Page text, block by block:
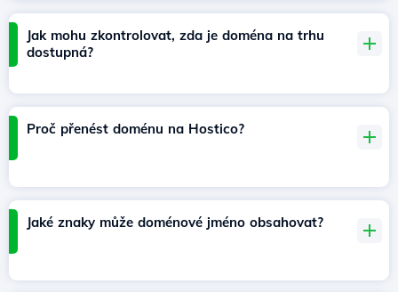
Jak mohu zkontrolovat, zda je doména na trhu
dostupná?
Proč přenést doménu na Hostico?
Jaké znaky může doménové jméno obsahovat?